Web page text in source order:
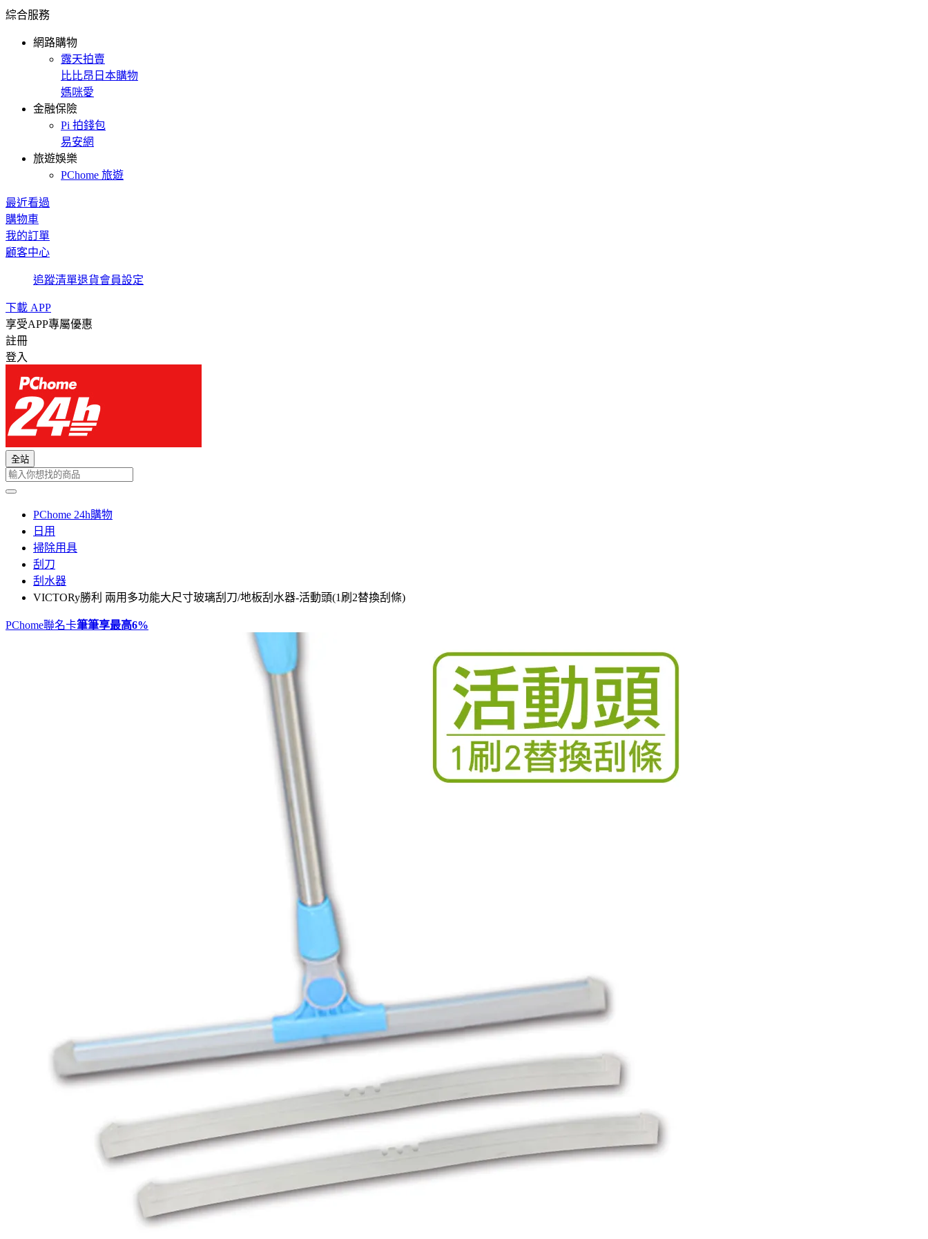
綜合服務
網路購物
露天拍賣
比比昂日本購物
媽咪愛
金融保險
Pi 拍錢包
易安網
旅遊娛樂
PChome 旅遊
最近看過
購物車
我的訂單
顧客中心
追蹤清單退貨會員設定
下載 APP
享受APP專屬優惠
註冊
登入
全站
PChome 24h購物
日用
掃除用具
刮刀
刮水器
VICTORy勝利 兩用多功能大尺寸玻璃刮刀/地板刮水器-活動頭(1刷2替換刮條)
PChome聯名卡筆筆享最高6%